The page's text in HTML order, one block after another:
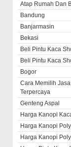
Atap Rumah Dan
Bandung
Banjarmasin
Bekasi
Beli Pintu Kaca
Beli Pintu Kaca
Bogor
Cara Memilih
Terpercaya
Genteng Aspal
Harga Kanopi
Harga Kanopi
Harga Kanopi